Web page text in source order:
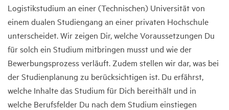
Logistikstudium an einer (Technischen) Universität von
einem dualen Studiengang an einer privaten Hochschule
unterscheidet. Wir zeigen Dir, welche Voraussetzungen Du
für solch ein Studium mitbringen musst und wie der
Bewerbungsprozess verläuft. Zudem stellen wir dar, was bei
der Studienplanung zu berücksichtigen ist. Du erfährst,
welche Inhalte das Studium für Dich bereithält und in
welche Berufsfelder Du nach dem Studium einstiegen